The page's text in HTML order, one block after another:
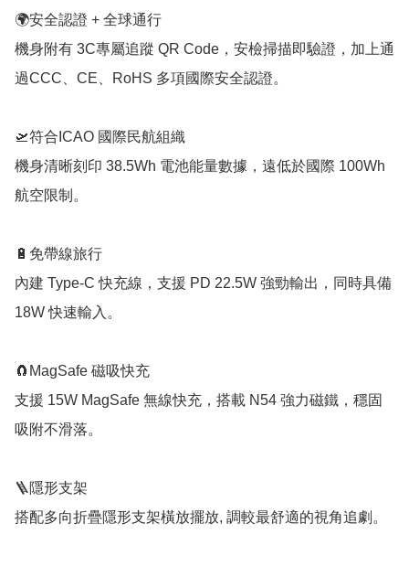
🌍安全認證 + 全球通行
機身附有 3C專屬追蹤 QR Code，安檢掃描即驗證，加上通
過CCC、CE、RoHS 多項國際安全認證。
🛫符合ICAO 國際民航組織
機身清晰刻印 38.5Wh 電池能量數據，遠低於國際 100Wh
航空限制。
🔋免帶線旅行
內建 Type-C 快充線，支援 PD 22.5W 強勁輸出，同時具備
18W 快速輸入。
🧲MagSafe 磁吸快充
支援 15W MagSafe 無線快充，搭載 N54 強力磁鐵，穩固
吸附不滑落。
🪜隱形支架
搭配多向折疊隱形支架橫放擺放, 調較最舒適的視角追劇。